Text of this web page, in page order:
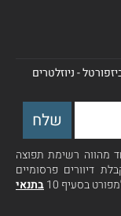
- ניוזלטרים
מהווה רשימת תפוצה
דיוורים פרסומיים
בסעיף 10
בתנאי